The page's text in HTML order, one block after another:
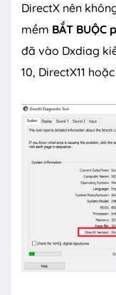
DirectX nên
mềm BẮT BUỘC
đã vào Dxdiag
10, DirectX11